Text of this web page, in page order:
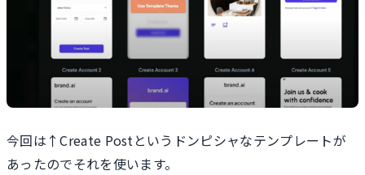
今回は↑Create Postというドンピシャなテンプレートが
あったのでそれを使います。